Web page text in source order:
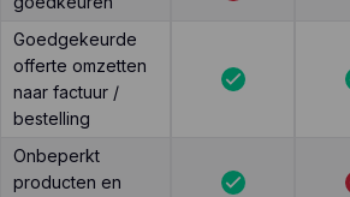
Goedgekeurde
offerte omzetten
naar factuur /
bestelling
Onbeperkt
producten en